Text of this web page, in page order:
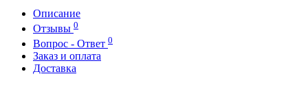
Описание
Отзывы 0
Вопрос - Ответ 0
Заказ и оплата
Доставка